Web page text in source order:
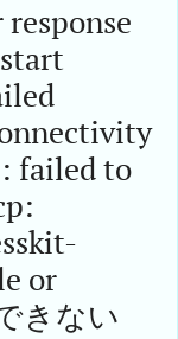
failed to
or
きない